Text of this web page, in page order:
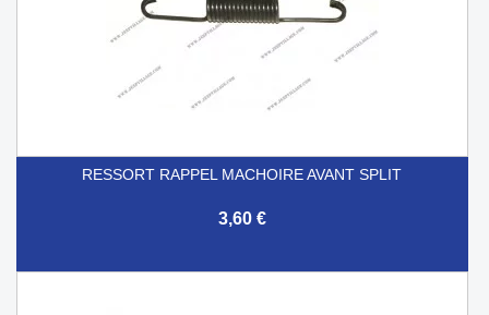
RESSORT RAPPEL MACHOIRE AVANT SPLIT
3,60 €